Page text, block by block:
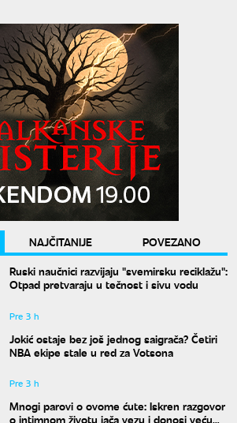
NAJČITANIJE
POVEZANO
Ruski naučnici razvijaju "svemirsku reciklažu":
Otpad pretvaraju u tečnost i sivu vodu
Pre 3 h
Jokić ostaje bez još jednog saigrača? Četiri
NBA ekipe stale u red za Votsona
Pre 3 h
Mnogi parovi o ovome ćute: Iskren razgovor
o intimnom životu jača vezu i donosi veću